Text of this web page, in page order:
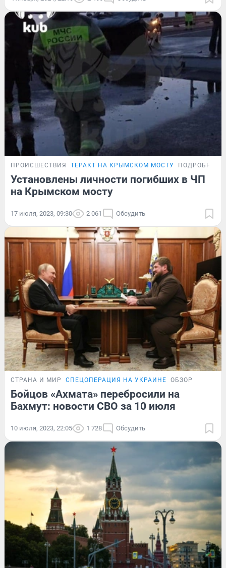
ПРОИСШЕСТВИЯ ТЕРАКТ НА КРЫМСКОМ МОСТУ
Установлены личности погибших в ЧП
на Крымском мосту
17 июля, 2023, 09:30 2 061 Обсудить
СТРАНА И МИР СПЕЦОПЕРАЦИЯ НА УКРАИНЕ ОБЗОР
Бойцов «Ахмата» перебросили на
Бахмут: новости СВО за 10 июля
10 июля, 2023, 22:05 1 728 Обсудить